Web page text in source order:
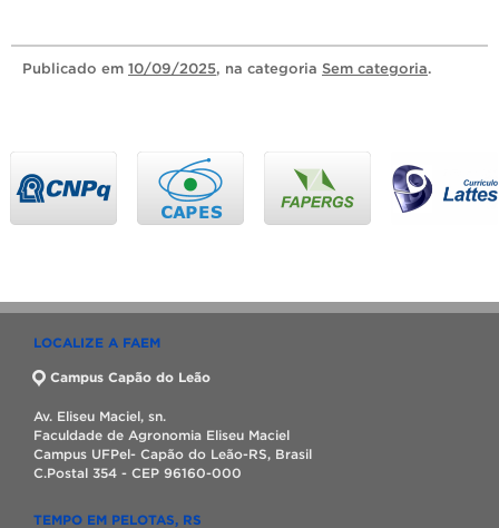
Publicado em 10/09/2025, na categoria Sem categoria.
LOCALIZE A FAEM
Campus Capão do Leão
Av. Eliseu Maciel, sn.
Faculdade de Agronomia Eliseu Maciel
Campus UFPel- Capão do Leão-RS, Brasil
C.Postal 354 - CEP 96160-000
TEMPO EM PELOTAS, RS